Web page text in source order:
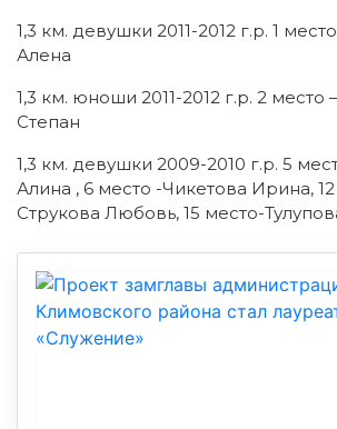
1,3 км. девушки 2011-2012 г.р. 1
Алена
1,3 км. юноши 2011-2012 г.р. 2 место
Степан
1,3 км. девушки 2009-2010 г.р. 5
Алина , 6 место -Чикетова Ирина,
Струкова Любовь, 15 место-